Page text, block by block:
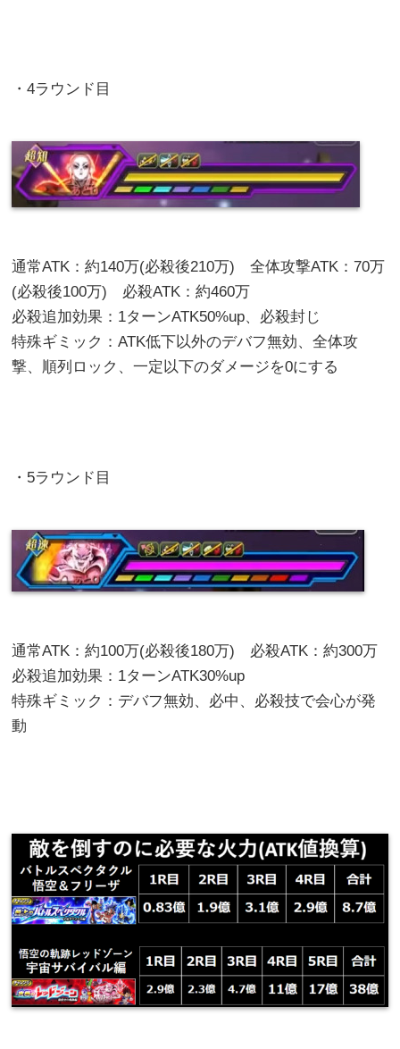
・4ラウンド目
通常ATK：約140万(必殺後210万) 全体攻撃ATK：70万
(必殺後100万) 必殺ATK：約460万
必殺追加効果：1ターンATK50%up、必殺封じ
特殊ギミック：ATK低下以外のデバフ無効、全体攻
撃、順列ロック、一定以下のダメージを0にする
・5ラウンド目
通常ATK：約100万(必殺後180万) 必殺ATK：約300万
必殺追加効果：1ターンATK30%up
特殊ギミック：デバフ無効、必中、必殺技で会心が発
動